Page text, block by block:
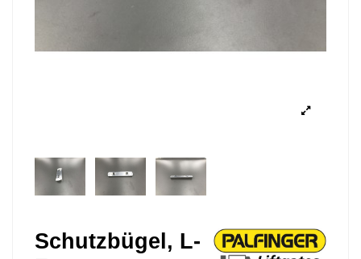
Schutzbügel, L-